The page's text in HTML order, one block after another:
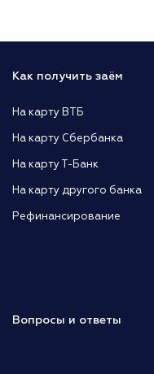
Как получить заём
На карту ВТБ
На карту Сбербанка
На карту Т-Банк
На карту другого банка
Рефинансирование
Вопросы и ответы